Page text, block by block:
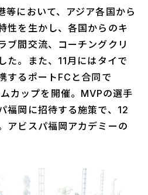
等において、アジア各国から
性を生かし、各国からのキ
ブ間交流、コーチングクリ
た。また、11月にはタイで
するポートFCと合同で
カップを開催。MVPの選手
福岡に招待する施策で、12
アビスパ福岡アカデミーの